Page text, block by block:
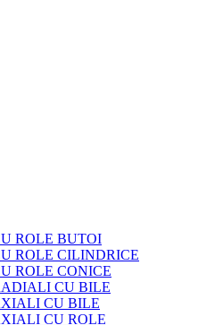
ROLE BUTOI
ROLE CILINDRICE
ROLE CONICE
CU BILE
CU BILE
CU ROLE